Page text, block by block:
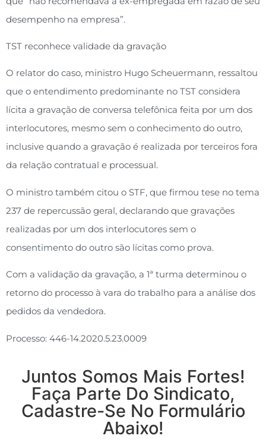
desempenho na empresa”.
TST reconhece validade da gravação
O relator do caso, ministro Hugo Scheuermann, ressaltou
que o entendimento predominante no TST considera
lícita a gravação de conversa telefônica feita por um dos
interlocutores, mesmo sem o conhecimento do outro,
inclusive quando a gravação é realizada por terceiros fora
da relação contratual e processual.
O ministro também citou o STF, que firmou tese no tema
237 de repercussão geral, declarando que gravações
realizadas por um dos interlocutores sem o
consentimento do outro são lícitas como prova.
Com a validação da gravação, a 1ª turma determinou o
retorno do processo à vara do trabalho para a análise dos
pedidos da vendedora.
Processo: 446-14.2020.5.23.0009
Juntos Somos Mais Fortes!
Faça Parte Do Sindicato,
Cadastre-Se No Formulário
Abaixo!